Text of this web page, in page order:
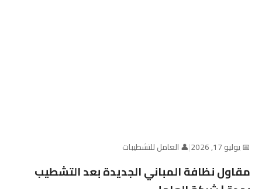
📅 يوليو 17, 2026 |👤 العامل للتشطيبات
مقاول نظافة المباني الجديدة بعد التشطيب